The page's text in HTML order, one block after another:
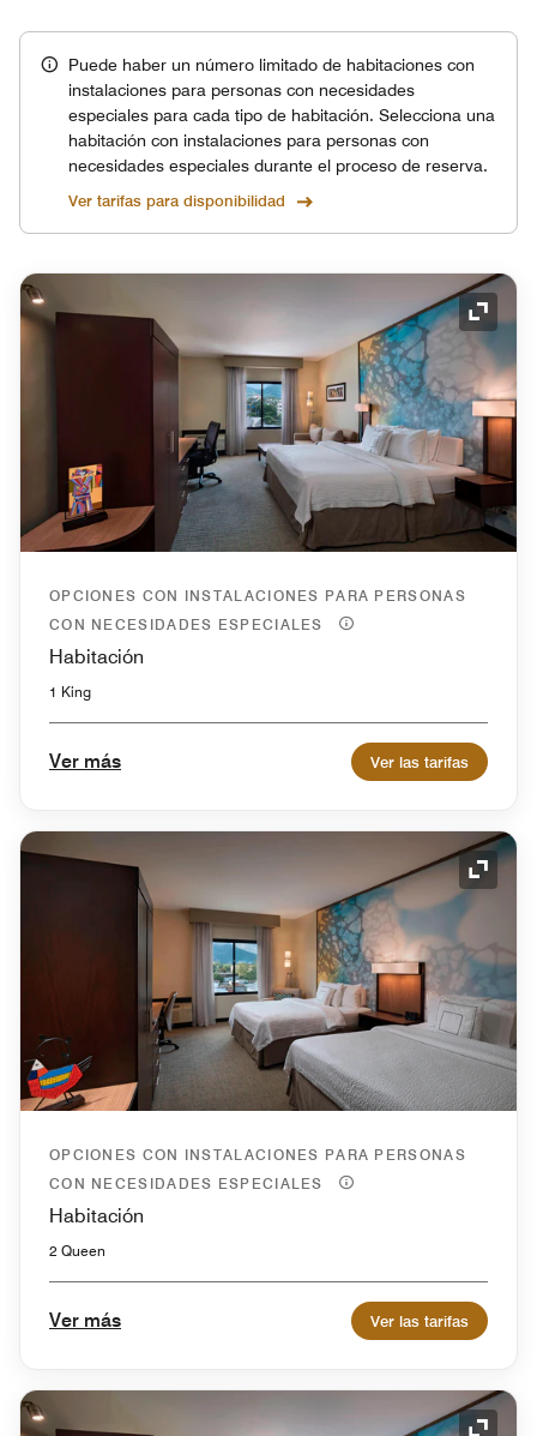
Puede haber un número limitado de habitaciones con
instalaciones para personas con necesidades
especiales para cada tipo de habitación. Selecciona una
habitación con instalaciones para personas con
necesidades especiales durante el proceso de reserva.
Ver tarifas para disponibilidad
Icono
OPCIONES CON INSTALACIONES PARA PERSONAS
CON NECESIDADES ESPECIALES
Habitación
1 King
Ver más Ver las tarifas
Icono
OPCIONES CON INSTALACIONES PARA PERSONAS
CON NECESIDADES ESPECIALES
Habitación
2 Queen
Ver más Ver las tarifas